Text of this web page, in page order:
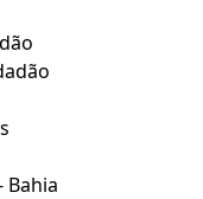
Bahia